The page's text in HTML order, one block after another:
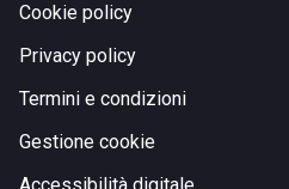
Cookie policy
Privacy policy
Termini e condizioni
Gestione cookie